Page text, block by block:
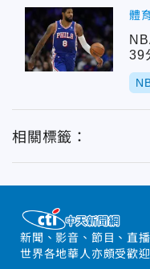
體
39
相關標籤：
新聞、影音、節目、直
世界各地華人亦頗受歡